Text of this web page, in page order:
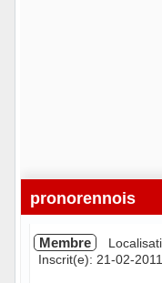
pronorennois
Membre
Inscrit(e): 21-02-2011